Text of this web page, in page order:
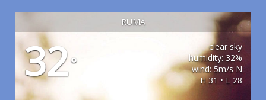
RUMA
32°
clear sky
humidity: 32%
wind: 5m/s N
H 31 • L 28